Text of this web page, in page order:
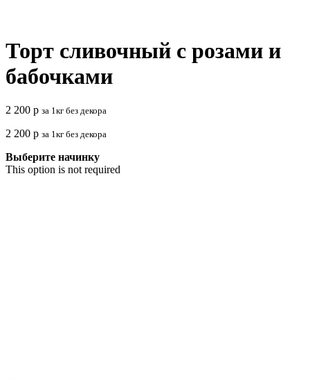
Торт сливочный с розами и
бабочками
2 200 р за 1кг без декора
2 200 р за 1кг без декора
Выберите начинку
This option is not required